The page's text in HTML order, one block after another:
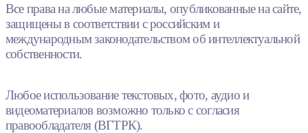
Все права на любые материалы, опубликованные на сайте,
защищены в соответствии с российским и
международным законодательством об интеллектуальной
собственности.
Любое использование текстовых, фото, аудио и
видеоматериалов возможно только с согласия
правообладателя (ВГТРК).